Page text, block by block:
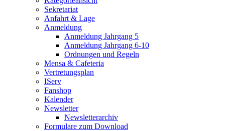
Sekretariat
Anfahrt & Lage
Anmeldung
Anmeldung Jahrgang 5
Anmeldung Jahrgang 6-10
Ordnungen und Regeln
Mensa & Cafeteria
Vertretungsplan
IServ
Fanshop
Kalender
Newsletter
Newsletterarchiv
Formulare zum Download